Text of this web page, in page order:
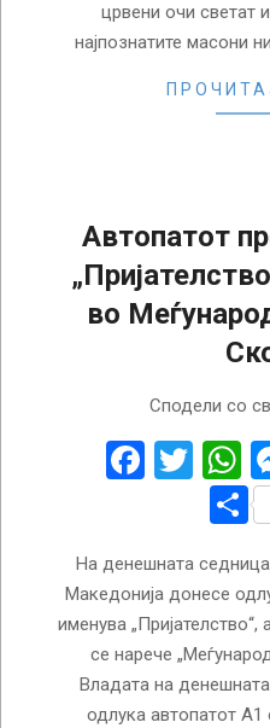
црвени очи светат
најпознатите масони
Автопатот
во
Сподели со
На денешната
Македонија донесе
именува
се нарече
Владата на
одлука автопатот А1